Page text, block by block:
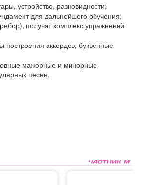
устройство, разновидности;
для дальнейшего обучения;
получат комплекс упражнений
построения аккордов, буквенные
мажорные и минорные
песен.